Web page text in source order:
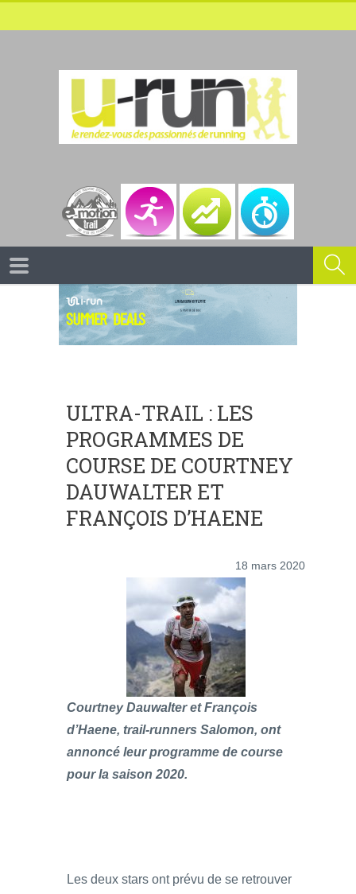
ULTRA-TRAIL : LES
PROGRAMMES DE
COURSE DE COURTNEY
DAUWALTER ET
FRANÇOIS D’HAENE
18 mars 2020
Courtney Dauwalter et François
d’Haene, trail-runners Salomon, ont
annoncé leur programme de course
pour la saison 2020.
Les deux stars ont prévu de se retrouver